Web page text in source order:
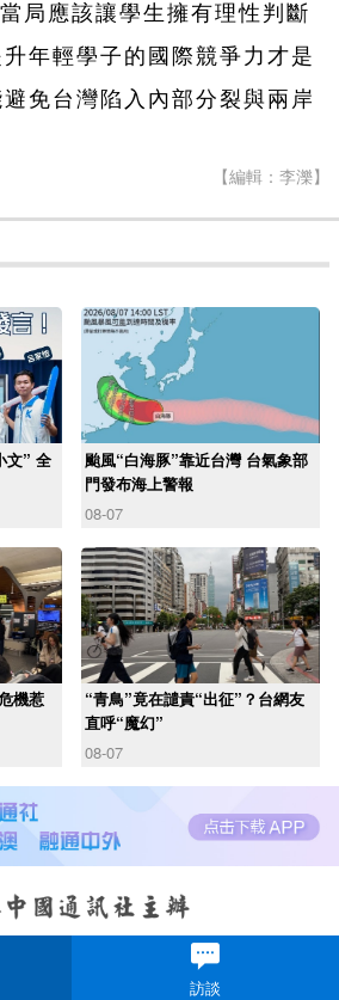
局應該讓學生擁有理性判斷
年輕學子的國際競爭力才是
免台灣陷入內部分裂與兩岸
【編輯：李濼】
文” 全
颱風“白海豚”靠近台灣 台氣象部
門發布海上警報
08-07
機惹
“青鳥”竟在譴責“出征”？台網友
直呼“魔幻”
08-07
訪談